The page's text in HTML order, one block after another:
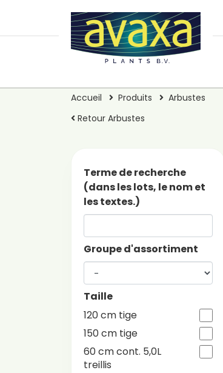
Accueil Produits
Arbustes
Retour Arbustes
Terme de recherche
(dans les lots, le nom et
les textes.)
Groupe d'assortiment
Taille
120 cm tige
150 cm tige
60 cm cont. 5,0L
treillis